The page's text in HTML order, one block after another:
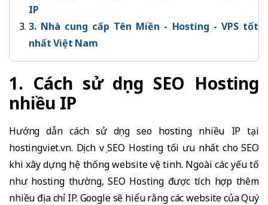
IP
3. Nhà cung cấp Tên Miền - Hosting - VPS tốt
nhất Việt Nam
1. Cách sử dụng SEO Hosting
nhiều IP
Hướng dẫn cách sử dụng seo hosting nhiều IP tại
hostingviet.vn. Dịch vụ SEO Hosting tối ưu nhất cho SEO
khi xây dựng hệ thống website vệ tinh. Ngoài các yếu tố
như hosting thường, SEO Hosting được tích hợp thêm
nhiều địa chỉ IP. Google sẽ hiểu rằng các website của Quý